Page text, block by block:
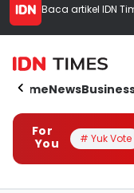
Baca artikel IDN
HomeNews
For
You
# Yuk Vote